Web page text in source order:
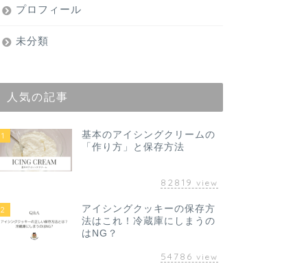
プロフィール
未分類
人気の記事
1
基本のアイシングクリームの
「作り方」と保存方法
82819 view
2
アイシングクッキーの保存方
法はこれ！冷蔵庫にしまうの
はNG？
54786 view